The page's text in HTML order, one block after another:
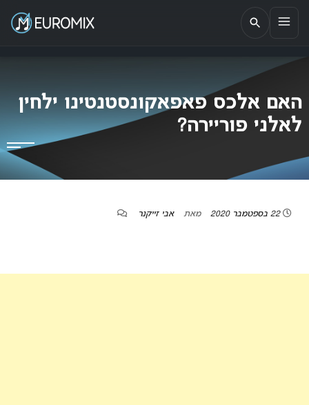
EUROMIX
אתר הבית של האירוויזיון בישראל
האם אלכס פאפאקונסטנטינו ילחין
לאלני פוריירה?
22 בספטמבר 2020 מאת אבי זייקנר